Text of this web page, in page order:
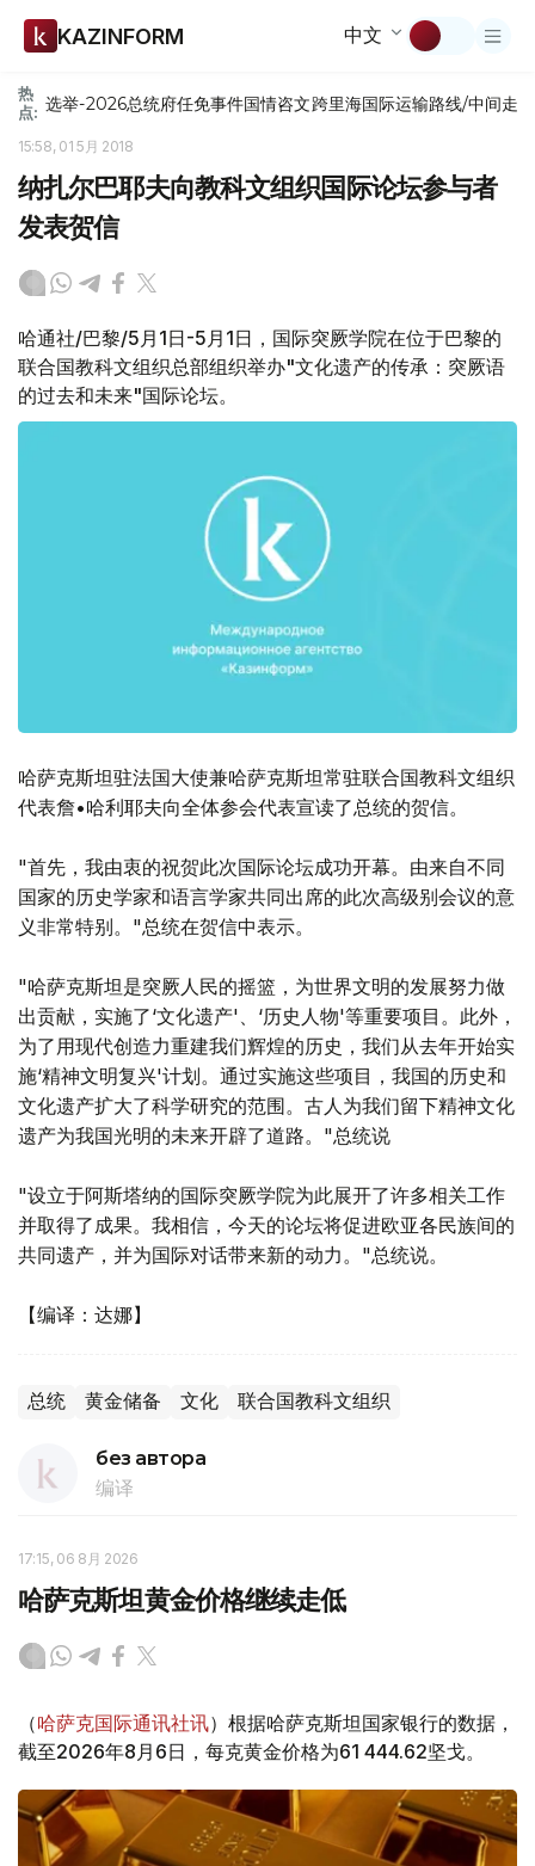
KAZINFORM 中文
热
点: 选举-2026总统府任免事件国情咨文跨里海国际运输路线/中间走廊
15:58, 01 5月 2018
纳扎尔巴耶夫向教科文组织国际论坛参与者
发表贺信
哈通社/巴黎/5月1日-5月1日，国际突厥学院在位于巴黎的
联合国教科文组织总部组织举办"文化遗产的传承：突厥语
的过去和未来"国际论坛。
哈萨克斯坦驻法国大使兼哈萨克斯坦常驻联合国教科文组织
代表詹•哈利耶夫向全体参会代表宣读了总统的贺信。
"首先，我由衷的祝贺此次国际论坛成功开幕。由来自不同
国家的历史学家和语言学家共同出席的此次高级别会议的意
义非常特别。"总统在贺信中表示。
"哈萨克斯坦是突厥人民的摇篮，为世界文明的发展努力做
出贡献，实施了‘文化遗产'、‘历史人物'等重要项目。此外，
为了用现代创造力重建我们辉煌的历史，我们从去年开始实
施‘精神文明复兴'计划。通过实施这些项目，我国的历史和
文化遗产扩大了科学研究的范围。古人为我们留下精神文化
遗产为我国光明的未来开辟了道路。"总统说
"设立于阿斯塔纳的国际突厥学院为此展开了许多相关工作
并取得了成果。我相信，今天的论坛将促进欧亚各民族间的
共同遗产，并为国际对话带来新的动力。"总统说。
【编译：达娜】
总统 黄金储备 文化 联合国教科文组织
без автора
编译
17:15, 06 8月 2026
哈萨克斯坦黄金价格继续走低
（哈萨克国际通讯社讯）根据哈萨克斯坦国家银行的数据，
截至2026年8月6日，每克黄金价格为61 444.62坚戈。